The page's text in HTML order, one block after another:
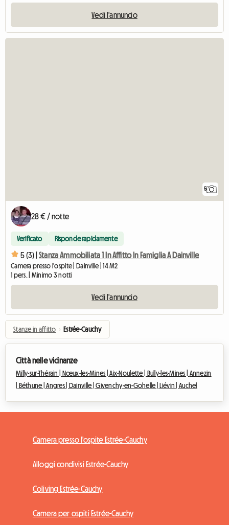
Vedi l'annuncio
5
28 € / notte
Verificato Risponde rapidamente
5 (3) | Stanza Ammobiliata 1 In Affitto In Famiglia A Dainville
Camera presso l'ospite | Dainville | 14 M2
1 pers. | Minimo 3 notti
Vedi l'annuncio
Stanze in affitto › Estrée-Cauchy
Città nelle vicinanze
Milly-sur-Thérain | Nœux-les-Mines |Aix-Noulette | Bully-les-Mines | Annezin
Béthune |Angres | Dainville |Givenchy-en-Gohelle | Liévin | Auchel
Camera presso l'ospite Estrée-Cauchy
Alloggi condivisi Estrée-Cauchy
Coliving Estrée-Cauchy
Camera per ospiti Estrée-Cauchy